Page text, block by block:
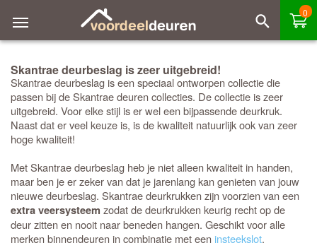
0
Skantrae deurbeslag is zeer uitgebreid!
Skantrae deurbeslag is een speciaal ontworpen collectie die
passen bij de Skantrae deuren collecties. De collectie is zeer
uitgebreid. Voor elke stijl is er wel een bijpassende deurkruk.
Naast dat er veel keuze is, is de kwaliteit natuurlijk ook van zeer
hoge kwaliteit!
Met Skantrae deurbeslag heb je niet alleen kwaliteit in handen,
maar ben je er zeker van dat je jarenlang kan genieten van jouw
nieuwe deurbeslag. Skantrae deurkrukken zijn voorzien van een
extra veersysteem zodat de deurkrukken keurig recht op de
deur zitten en nooit naar beneden hangen. Geschikt voor alle
merken binnendeuren in combinatie met een insteekslot.